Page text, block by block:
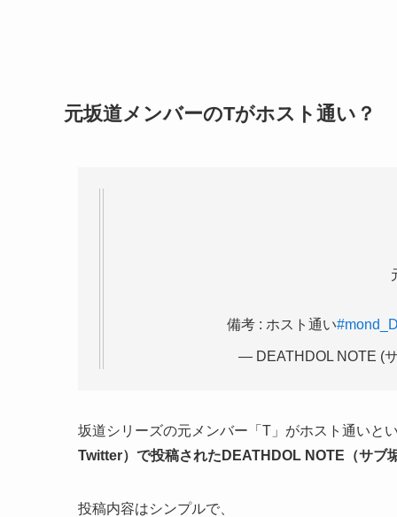
元坂道メンバーのTがホスト通い？
備考 : ホスト通い
— DEATHDOL NOTE (
坂道シリーズの元メンバー「T」がホスト通いと
Twitter）で投稿されたDEATHDOL NOTE（サ
投稿内容はシンプルで、